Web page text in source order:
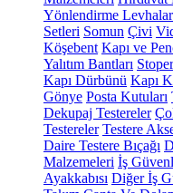
Yönlendirme
Setleri Somun Çivi
Köşebent Kapı ve
Yalıtım Bantları Stoper
Kapı Dürbünü Kapı
Gönye Posta Kutuları
Dekupaj Testereler
Testereler Testere
Daire Testere Bıçağı
Malzemeleri İş
Ayakkabısı Diğer İş